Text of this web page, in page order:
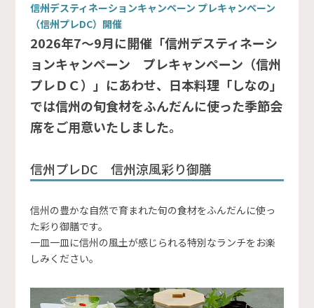
信州デスティネーションキャンペーン プレキャンペーン
（信州プレDC）開催
2026年7～9月に開催「信州デスティネーシ
ョンキャンペーン プレキャンペーン（信州
プレＤＣ）」にあわせ、日本料理「しなの」
では信州の旬食材をふんだんに使った季節会
席をご用意いたしました。
信州プレDC 信州涼風彩り御膳
信州の豊かな自然で育まれた旬の食材をふんだんに使っ
た彩り御膳です。
一皿一皿に信州の風土が感じられる特別なランチをお楽
しみください。